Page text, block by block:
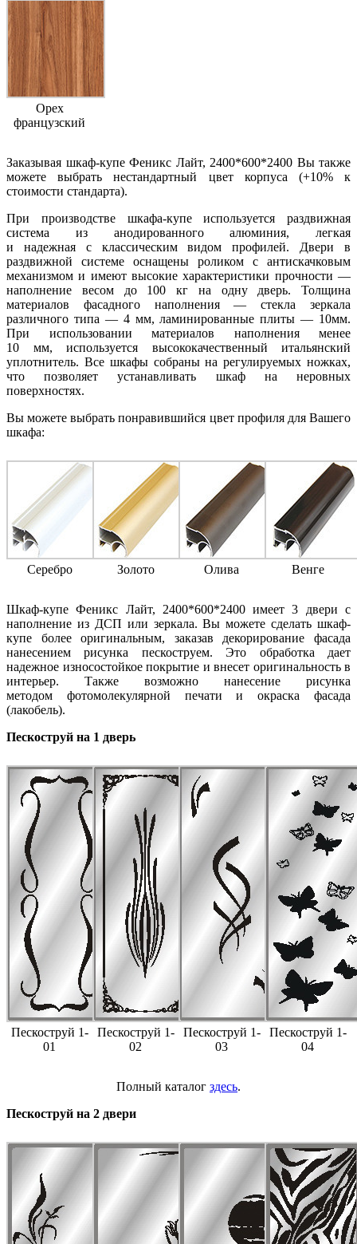
Орех
французский
Заказывая шкаф-купе Феникс Лайт, 2400*600*2400 Вы также
можете выбрать нестандартный цвет корпуса (+10% к
стоимости стандарта).
При производстве шкафа-купе используется раздвижная
система из анодированного алюминия, легкая
и надежная с классическим видом профилей. Двери в
раздвижной системе оснащены роликом с антискачковым
механизмом и имеют высокие характеристики прочности —
наполнение весом до 100 кг на одну дверь. Толщина
материалов фасадного наполнения — стекла зеркала
различного типа — 4 мм, ламинированные плиты — 10мм.
При использовании материалов наполнения менее
10 мм, используется высококачественный итальянский
уплотнитель. Все шкафы собраны на регулируемых ножках,
что позволяет устанавливать шкаф на неровных
поверхностях.
Вы можете выбрать понравившийся цвет профиля для Вашего
шкафа:
Серебро Золото Олива Венге
Шкаф-купе Феникс Лайт, 2400*600*2400 имеет 3 двери с
наполнение из ДСП или зеркала. Вы можете сделать шкаф-
купе более оригинальным, заказав декорирование фасада
нанесением рисунка пескоструем. Это обработка дает
надежное износостойкое покрытие и внесет оригинальность в
интерьер. Также возможно нанесение рисунка
методом фотомолекулярной печати и окраска фасада
(лакобель).
Пескоструй на 1 дверь
Пескоструй 1-
01
Пескоструй 1-
02
Пескоструй 1-
03
Пескоструй 1-
04
Полный каталог здесь.
Пескоструй на 2 двери